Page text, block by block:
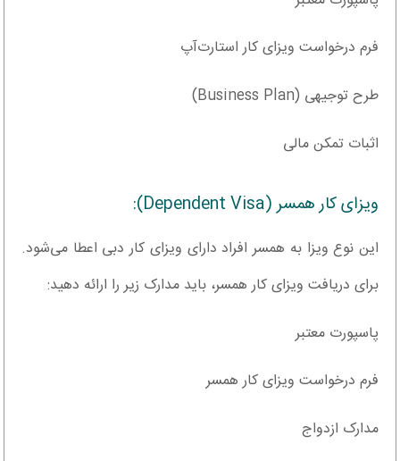
فرم درخواست ویزای کار استارت‌آپ
طرح توجیهی (Business Plan)
اثبات تمکن مالی
ویزای کار همسر (Dependent Visa):
این نوع ویزا به همسر افراد دارای ویزای کار دبی اعطا می‌شود.
برای دریافت ویزای کار همسر، باید مدارک زیر را ارائه دهید:
پاسپورت معتبر
فرم درخواست ویزای کار همسر
مدارک ازدواج